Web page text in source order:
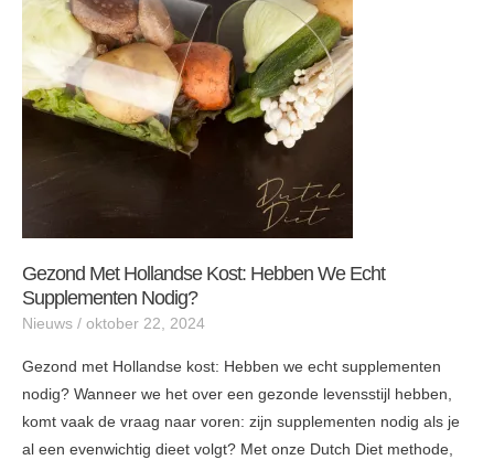
Gezond Met Hollandse Kost: Hebben We Echt
Supplementen Nodig?
Nieuws / oktober 22, 2024
Gezond met Hollandse kost: Hebben we echt supplementen
nodig? Wanneer we het over een gezonde levensstijl hebben,
komt vaak de vraag naar voren: zijn supplementen nodig als je
al een evenwichtig dieet volgt? Met onze Dutch Diet methode,
Hebben
echt
supplementen